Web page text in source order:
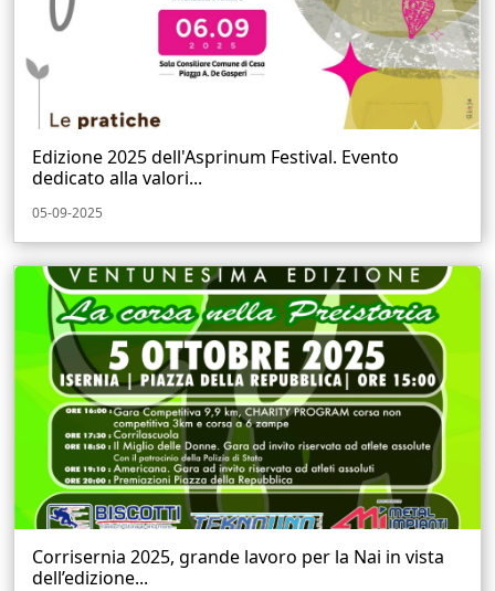
Edizione 2025 dell'Asprinum Festival. Evento
dedicato alla valori...
05-09-2025
Corrisernia 2025, grande lavoro per la Nai in vista
dell’edizione...